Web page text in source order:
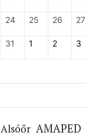
24 25 26 27
31 1 2 3
Alsóőr AMAPED